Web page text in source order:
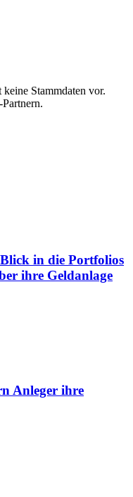
Stammdaten vor.
in die Portfolios
ihre Geldanlage
Anleger ihre